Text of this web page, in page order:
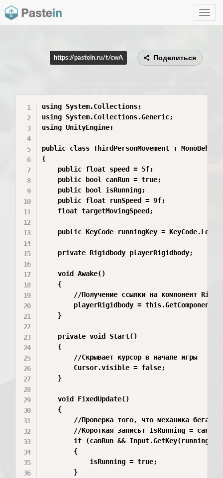
Toggle
https://pastein.ru/t/cwA Поделиться
using System.Collections;
using System.Collections.Generic;
using UnityEngine;
public class ThirdPersonMovement :
{
    public float speed = 5f;
    public bool canRun = true;
    public bool isRunning;
    public float runSpeed = 9f;
    float targetMovingSpeed;
public KeyCode runningKey =
    private Rigidbody playerRigidbody;
    void Awake()
    {
//Получение ссылки на компонент
playerRigidbody =
    }
    private void Start()
    {
        //Скрывает курсор в начале игры
        Cursor.visible = false;
    }
    void FixedUpdate()
    {
//Проверка того, что механика бега
//Короткая запись: IsRunning =
if (canRun &&
        {
            isRunning = true;
        }